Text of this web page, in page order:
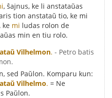
, ŝajnus, ke li anstataŭas
tion anstataŭ tio, ke mi
ke mi ludas rolon de
min en tiu rolo.
Vilhelmon. - Petro batis
sed Paŭlon. Komparu kun:
Vilhelmo. = Ne
Paŭlon.